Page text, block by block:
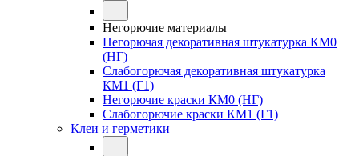
Негорючие материалы
Негорючая декоративная штукатурка КМ0
(НГ)
Слабогорючая декоративная штукатурка
КМ1 (Г1)
Негорючие краски КМ0 (НГ)
Слабогорючие краски КМ1 (Г1)
Клеи и герметики